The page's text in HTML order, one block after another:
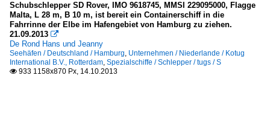
Schubschlepper SD Rover, IMO 9618745, MMSI 229095000, Flagge
Malta, L 28 m, B 10 m, ist bereit ein Containerschiff in die
Fahrrinne der Elbe im Hafengebiet von Hamburg zu ziehen.
21.09.2013 
De Rond Hans und Jeanny
Seehäfen / Deutschland / Hamburg, Unternehmen / Niederlande / Kotug
International B.V., Rotterdam, Spezialschiffe / Schlepper / tugs / S
 933 1158x870 Px, 14.10.2013